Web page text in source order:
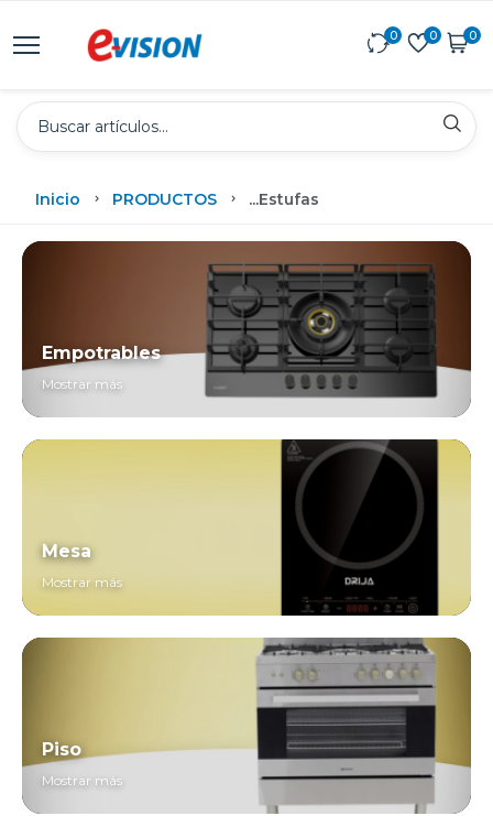
0 0 0
Inicio PRODUCTOS ...Estufas
Empotrables
Mostrar más
Mesa
Mostrar más
Piso
Mostrar más